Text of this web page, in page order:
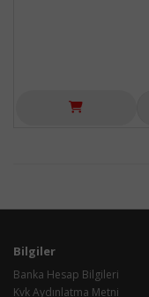
Bilgiler
Banka Hesap Bilgileri
Kvk Aydınlatma Metni